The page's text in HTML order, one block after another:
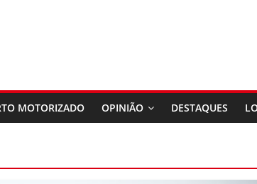
MOTORIZADO OPINIÃO DESTAQUES